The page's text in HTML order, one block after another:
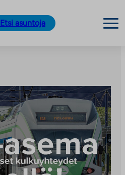
Etsi asuntoja